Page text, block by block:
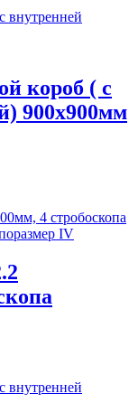
короб ( с
900х900мм
IV